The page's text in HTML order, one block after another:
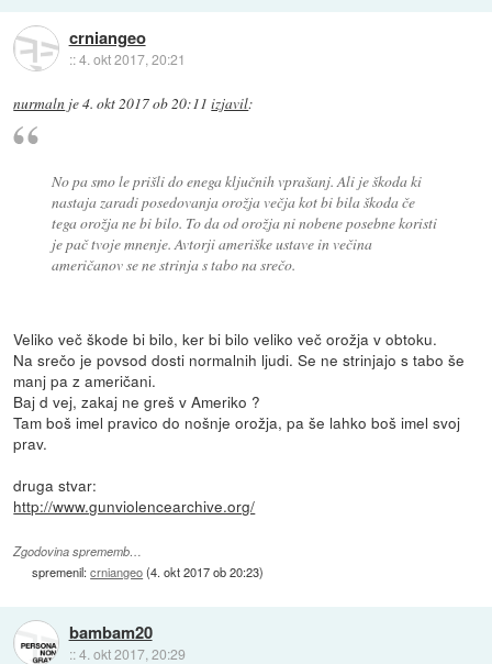
crniangeo
::4. okt 2017, 20:21
nurmaln je4. okt 2017 ob 20:11 izjavil:
No pa smo le prišli do enega ključnih vprašanj. Ali je škoda ki
nastaja zaradi posedovanja orožja večja kot bi bila škoda če
tega orožja ne bi bilo. To da od orožja ni nobene posebne koristi
je pač tvoje mnenje. Avtorji ameriške ustave in večina
američanov se ne strinja s tabo na srečo.
Veliko več škode bi bilo, ker bi bilo veliko več orožja v obtoku.
Na srečo je povsod dosti normalnih ljudi. Se ne strinjajo s tabo še
manj pa z američani.
Baj d vej, zakaj ne greš v Ameriko ?
Tam boš imel pravico do nošnje orožja, pa še lahko boš imel svoj
prav.
druga stvar:
http://www.gunviolencearchive.org/
Zgodovina sprememb…
spremenil:crniangeo(4. okt 2017 ob 20:23)
bambam20
::4. okt 2017, 20:29